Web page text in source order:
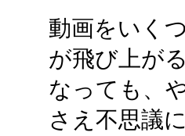
動画をいく
が飛び上が
なっても、
さえ不思議